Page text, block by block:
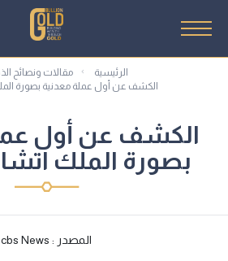
الرئيسية
مقالات ونصائح
الكشف عن أول عملة معدنية بصورة
الكشف عن أول
بصورة الملك
المصدر : cbs News